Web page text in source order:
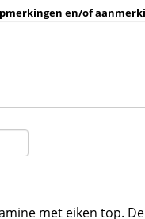
en/of
met eiken top.